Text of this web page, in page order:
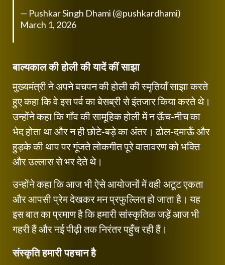
— Pushkar Singh Dhami (@pushkardhami)
March 1, 2026
बाल्यकाल की होली की यादें कीं साझा
मुख्यमंत्री ने अपने बचपन की होली की स्मृतियाँ साझा करते
हुए कहा कि वे इस पर्व का बेसब्री से इंतजार किया करते थे।
उन्होंने कहा कि गाँव की सामूहिक होली में न ऊँच-नीच का
भेद होता था और न ही छोटे-बड़े का अंतर। ढोल-दमाऊँ और
हुड़के की थाप पर गूंजते लोकगीत पूरे वातावरण को भक्ति
और उल्लास से भर देते थे।
उन्होंने कहा कि आज भी ऐसे आयोजनों में वही अटूट एकता
और आपसी प्रेम देखकर मन प्रफुल्लित हो जाता है। यह
इस बात का प्रमाण है कि हमारी सांस्कृतिक जड़ें आज भी
गहरी हैं और नई पीढ़ी तक निरंतर पहुँच रही हैं।
संस्कृति हमारी पहचान है